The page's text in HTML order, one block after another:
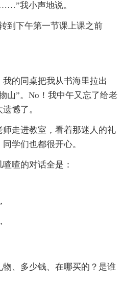
我小声地说。
下午第一节课上课之前
的同桌把我从书海里拉出
山”。No！我中午又忘了给老
憾了。
走进教室，看着那迷人的礼
学们也都很开心。
喳的对话全是：
、多少钱、在哪买的？是谁